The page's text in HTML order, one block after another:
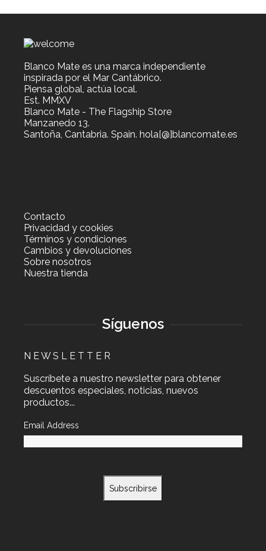
Blanco Mate es una marca independiente
inspirada por el Mar Cantábrico.
Piensa global, actúa local.
Est. MMXV
Blanco Mate - The Flagship Store
Manzanedo 13.
Santoña, Cantabria. Spain. hola[@]blancomate.es
Contacto
Privacidad y cookies
Términos y condiciones
Cambios y devoluciones
Sobre nosotros
Nuestra tienda
Síguenos
N E W S L E T T E R
Suscríbete a nuestro newsletter para obtener
descuentos especiales, noticias, nuevos
productos...
Email Address